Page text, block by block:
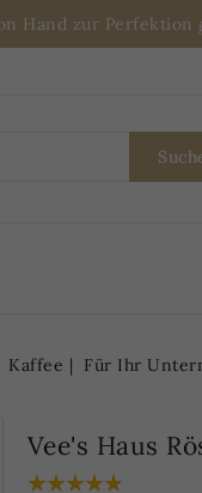
Hand zur
Kaffee Für Ihr
Vee's Haus